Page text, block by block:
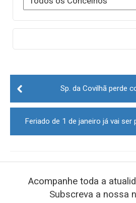
Post
navigation
Sp. da Covilhã perde
Feriado de 1 de janeiro já vai
Acompanhe toda a
Subscreva a nossa